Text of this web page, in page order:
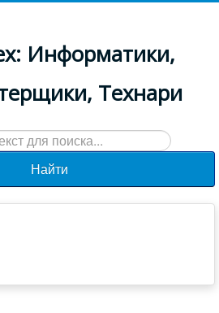
Информатики,
Технари
Найти